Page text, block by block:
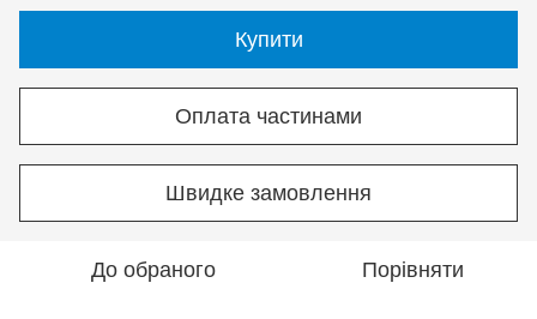
Купити
Оплата частинами
Швидке замовлення
До обраного Порівняти